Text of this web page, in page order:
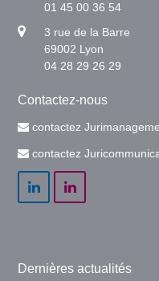
01 45 00 36 54
3 rue de la Barre
69002 Lyon
04 28 29 26 29
Contactez-nous
contactez
contactez
LinkedInLinkedIn
Dernières actualités